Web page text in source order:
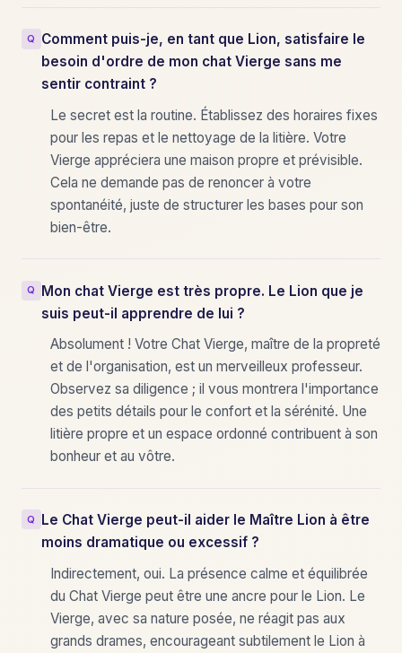
Comment puis-je, en tant que Lion, satisfaire le
besoin d'ordre de mon chat Vierge sans me
sentir contraint ?
Le secret est la routine. Établissez des horaires fixes
pour les repas et le nettoyage de la litière. Votre
Vierge appréciera une maison propre et prévisible.
Cela ne demande pas de renoncer à votre
spontanéité, juste de structurer les bases pour son
bien-être.
Mon chat Vierge est très propre. Le Lion que je
suis peut-il apprendre de lui ?
Absolument ! Votre Chat Vierge, maître de la propreté
et de l'organisation, est un merveilleux professeur.
Observez sa diligence ; il vous montrera l'importance
des petits détails pour le confort et la sérénité. Une
litière propre et un espace ordonné contribuent à son
bonheur et au vôtre.
Le Chat Vierge peut-il aider le Maître Lion à être
moins dramatique ou excessif ?
Indirectement, oui. La présence calme et équilibrée
du Chat Vierge peut être une ancre pour le Lion. Le
Vierge, avec sa nature posée, ne réagit pas aux
grands drames, encourageant subtilement le Lion à